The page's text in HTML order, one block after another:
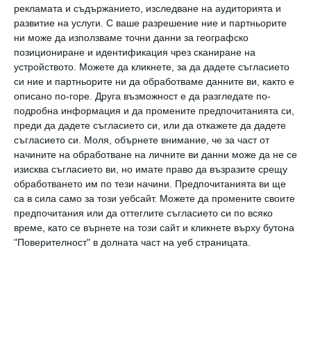
рекламата и съдържанието, изследване на аудиторията и
развитие на услуги. С ваше разрешение ние и партньорите
ни може да използваме точни данни за географско
позициониране и идентификация чрез сканиране на
устройството. Можете да кликнете, за да дадете съгласието
си ние и партньорите ни да обработваме данните ви, както е
описано по-горе. Друга възможност е да разгледате по-
подробна информация и да промените предпочитанията си,
преди да дадете съгласието си, или да откажете да дадете
съгласието си.
Моля, обърнете внимание, че за част от
начините на обработване на личните ви данни може да не се
изисква съгласието ви, но имате право да възразите срещу
обработването им по тези начини. Предпочитанията ви ще
са в сила само за този уебсайт. Можете да промените своите
предпочитания или да оттеглите съгласието си по всяко
време, като се върнете на този сайт и кликнете върху бутона
"Поверителност" в долната част на уеб страницата.
Новини
Вдъхновяващо изкуство за деца по Da
Vinci през август
06 август 2026 г.
Новини
Хейли Стайнфелд разказва за 4-
месечната си дъщеря
06 август 2026 г.
Свободно време
Как да живеем във ваканционен
режим, без да ни уволнят
06 август 2026 г.
Здраве
Вените не обичат жегата